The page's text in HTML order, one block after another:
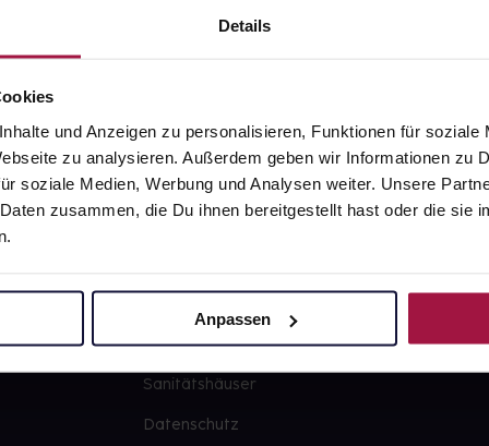
Details
und Anzeigen zu personalisieren, Funktionen für soziale
zu analysieren. Außerdem geben wir Informationen zu
soziale Medien, Werbung und Analysen weiter. Unsere
zusammen, die Du ihnen bereitgestellt hast oder die sie
Anpassen
Über uns
Karriere
gesund-versorger.de
Sanitätshäuser
Datenschutz
sofort
Lieferung